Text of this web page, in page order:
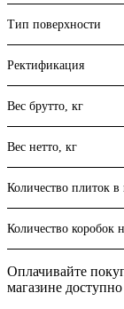
Тип поверхности
Ректификация
Вес брутто, кг
Вес нетто, кг
Количество плиток в
Количество коробок
Оплачивайте
магазине